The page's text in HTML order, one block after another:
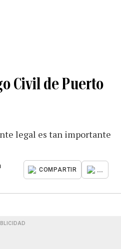
Civil de Puerto
legal es tan importante
COMPARTIR ...